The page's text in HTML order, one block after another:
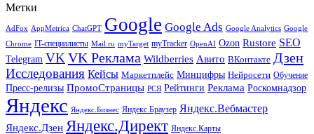
Метки
AdFox AppMetrica ChatGPT Google Google Ads Google Analytics Google
Chrome IT-специалисты Mail.ru myTarget myTracker OpenAI Ozon Rustore SEO
Telegram VK VK Реклама Wildberries Авито ВКонтакте Дзен
Исследования Кейсы Маркетплейс Минцифры Нейросети Обучение
Пресс-релизы ПромоСтраницы РСЯ Рейтинги Реклама Роскомнадзор
Яндекс Яндекс.Бизнес Яндекс.Браузер Яндекс.Вебмастер
Яндекс.Дзен Яндекс.Директ Яндекс.Карты